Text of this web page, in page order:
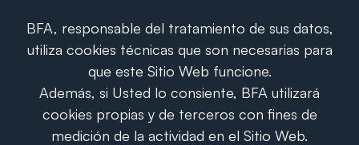
Código ético y políticas
corporativas
BFA, responsable del tratamiento de sus datos,
utiliza cookies técnicas que son necesarias para
que este Sitio Web funcione.
Además, si Usted lo consiente, BFA utilizará
cookies propias y de terceros con fines de
medición de la actividad en el Sitio Web.